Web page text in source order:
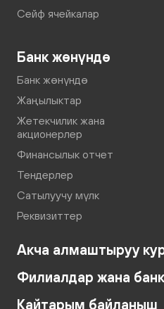
Сейф ячейкалар
Банк жөнүндө
Банк жөнүндө
Жаңылыктар
Жетекчилик жана
акционерлер
Финансылык отчет
Тендерлер
Сатылуучу мүлк
Реквизиттер
Акча алмаштыруу
Филиалдар жана
Кайтарым байланыш